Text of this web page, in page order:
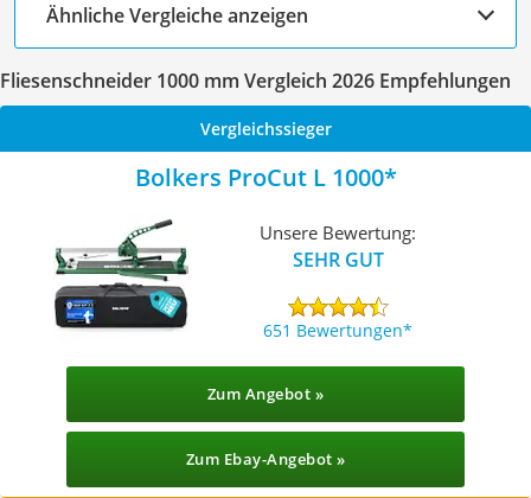
Ähnliche Vergleiche anzeigen
Fliesenschneider 1000 mm Vergleich 2026 Empfehlungen
Vergleichssieger
Bolkers ProCut L 1000
Unsere Bewertung:
SEHR GUT
651 Bewertungen
Zum Angebot »
Zum Ebay-Angebot »